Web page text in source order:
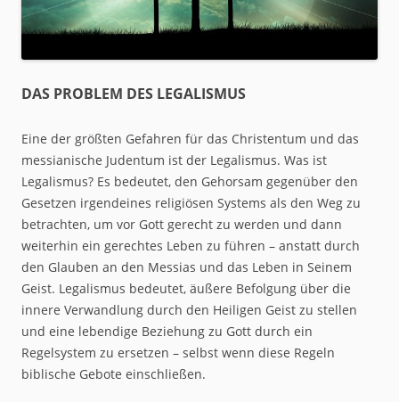
DAS PROBLEM DES LEGALISMUS
Eine der größten Gefahren für das Christentum und das
messianische Judentum ist der Legalismus. Was ist
Legalismus? Es bedeutet, den Gehorsam gegenüber den
Gesetzen irgendeines religiösen Systems als den Weg zu
betrachten, um vor Gott gerecht zu werden und dann
weiterhin ein gerechtes Leben zu führen – anstatt durch
den Glauben an den Messias und das Leben in Seinem
Geist. Legalismus bedeutet, äußere Befolgung über die
innere Verwandlung durch den Heiligen Geist zu stellen
und eine lebendige Beziehung zu Gott durch ein
Regelsystem zu ersetzen – selbst wenn diese Regeln
biblische Gebote einschließen.